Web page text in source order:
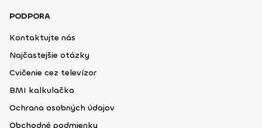
PODPORA
Kontaktujte nás
Najčastejšie otázky
Cvičenie cez televízor
BMI kalkulačka
Ochrana osobných údajov
Obchodné podmienky